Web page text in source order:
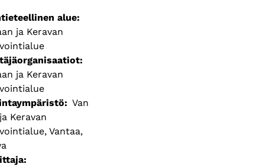
alue
ja Keravan
ja Keravan
Van
Keravan
Vantaa,